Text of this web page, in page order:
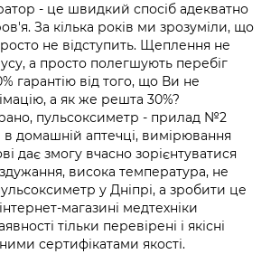
- це швидкий спосіб адекватно
За кілька років ми зрозуміли, що
не відступить. Щеплення не
а просто полегшують перебіг
гарантію від того, що Ви не
а як же решта 30%?
пульсоксиметр - прилад №2
в домашній аптечці, вимірювання
дає змогу вчасно зорієнтуватися
висока температура, не
у Дніпрі, а зробити це
магазині медтехніки
тільки перевірені і якісні
сертифікатами якості.